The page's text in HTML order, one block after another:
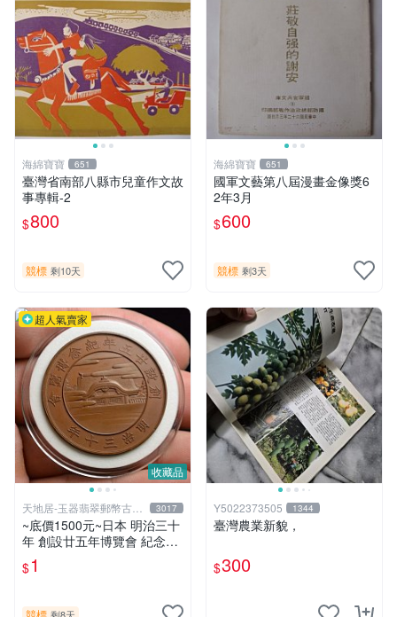
海綿寶寶 651
臺灣省南部八縣市兒童作文故
事專輯-2
$800
競標 剩10天
海綿寶寶 651
國軍文藝第八屆漫畫金像獎6
2年3月
$600
競標 剩3天
收藏品
超人氣賣家
天地居-玉器翡翠郵幣古玩
藝品
3017
~底價1500元~日本 明治三十
年 創設廿五年博覽會 紀念章
box2 0617
$1
Y5022373505 1344
臺灣農業新貌，
$300